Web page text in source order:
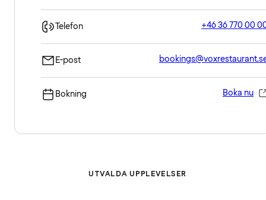
Telefon +46 36 770 00
E-post
Bokning Boka nu
UTVALDA UPPLEVELSER